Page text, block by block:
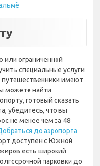
или ограниченной
специальные услуги
путешественники имеют
можете найти
готовый оказать
убедитесь, что вы
не менее чем за 48
до аэропорта
доступен с Южной
есть широкий
парковки до